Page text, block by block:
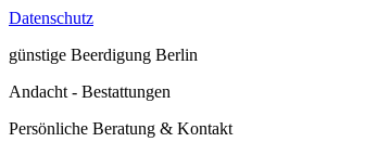
Datenschutz
günstige Beerdigung Berlin
Andacht - Bestattungen
Persönliche Beratung & Kontakt